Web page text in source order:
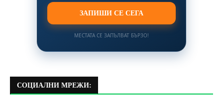
ЗАПИШИ СЕ СЕГА
МЕСТАТА СЕ ЗАПЪЛВАТ БЪРЗО!
СОЦИАЛНИ МРЕЖИ: